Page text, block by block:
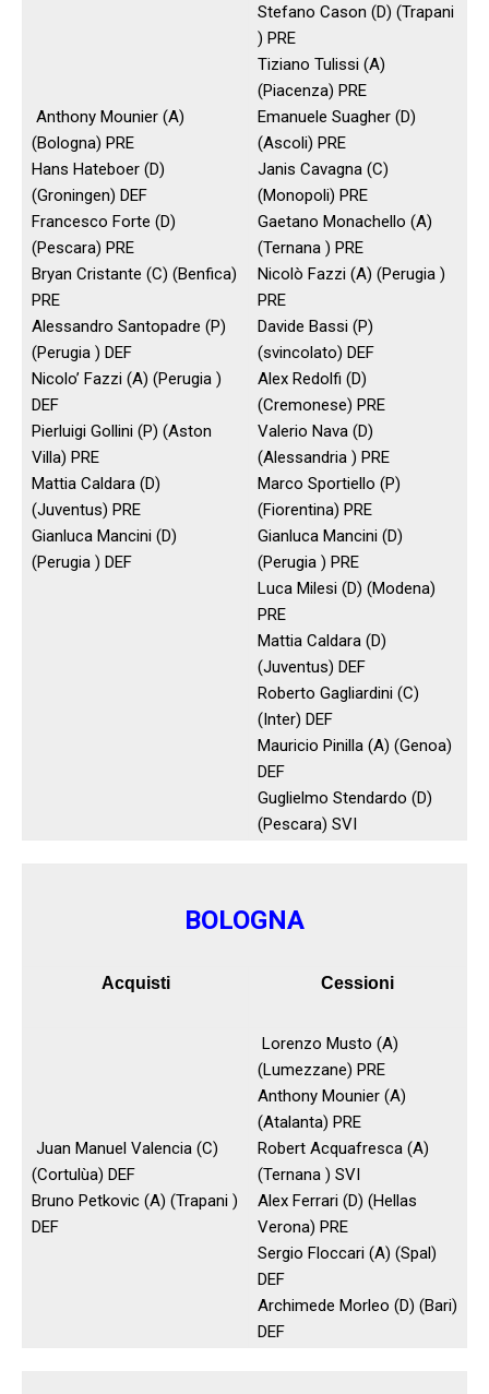
Anthony Mounier (A)
(Bologna) PRE
Hans Hateboer (D)
(Groningen) DEF
Francesco Forte (D)
(Pescara) PRE
Bryan Cristante (C) (Benfica)
PRE
Alessandro Santopadre (P)
(Perugia ) DEF
Nicolo’ Fazzi (A) (Perugia )
DEF
Pierluigi Gollini (P) (Aston
Villa) PRE
Mattia Caldara (D)
(Juventus) PRE
Gianluca Mancini (D)
(Perugia ) DEF
Stefano Cason (D) (Trapani
) PRE
Tiziano Tulissi (A)
(Piacenza) PRE
Emanuele Suagher (D)
(Ascoli) PRE
Janis Cavagna (C)
(Monopoli) PRE
Gaetano Monachello (A)
(Ternana ) PRE
Nicolò Fazzi (A) (Perugia )
PRE
Davide Bassi (P)
(svincolato) DEF
Alex Redolfi (D)
(Cremonese) PRE
Valerio Nava (D)
(Alessandria ) PRE
Marco Sportiello (P)
(Fiorentina) PRE
Gianluca Mancini (D)
(Perugia ) PRE
Luca Milesi (D) (Modena)
PRE
Mattia Caldara (D)
(Juventus) DEF
Roberto Gagliardini (C)
(Inter) DEF
Mauricio Pinilla (A) (Genoa)
DEF
Guglielmo Stendardo (D)
(Pescara) SVI
BOLOGNA
Acquisti Cessioni
Juan Manuel Valencia (C)
(Cortulùa) DEF
Bruno Petkovic (A) (Trapani )
DEF
Lorenzo Musto (A)
(Lumezzane) PRE
Anthony Mounier (A)
(Atalanta) PRE
Robert Acquafresca (A)
(Ternana ) SVI
Alex Ferrari (D) (Hellas
Verona) PRE
Sergio Floccari (A) (Spal)
DEF
Archimede Morleo (D) (Bari)
DEF